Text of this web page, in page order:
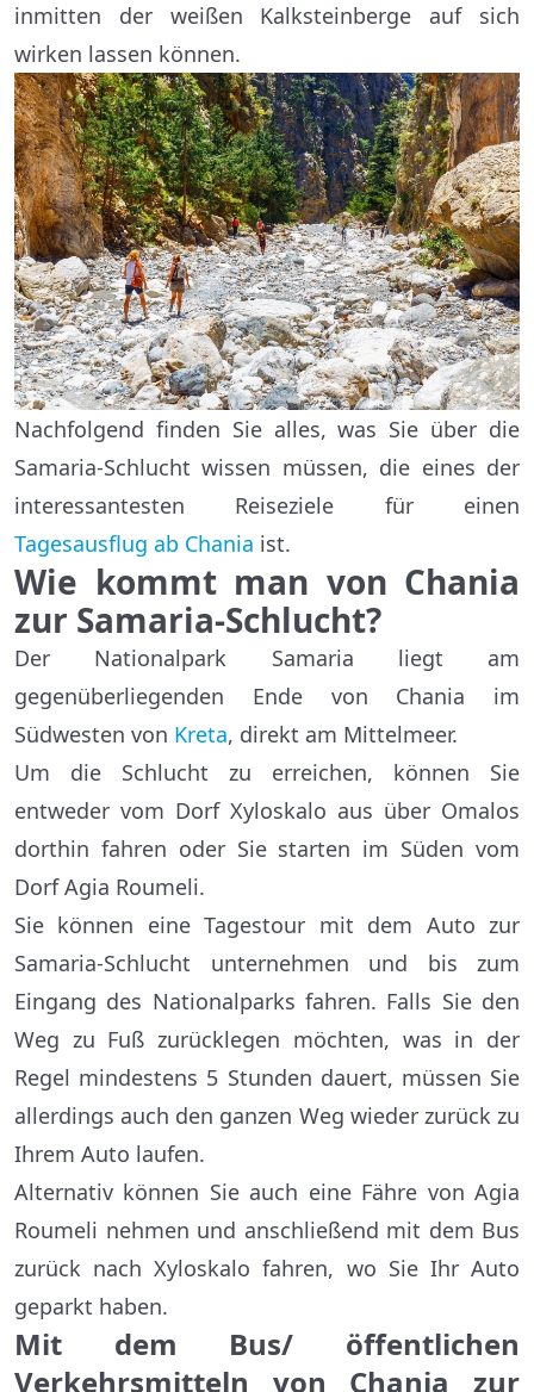
inmitten der weißen Kalksteinberge auf sich
wirken lassen können.
Nachfolgend finden Sie alles, was Sie über die
Samaria-Schlucht wissen müssen, die eines der
interessantesten Reiseziele für einen
Tagesausflug ab Chania ist.
Wie kommt man von Chania
zur Samaria-Schlucht?
Der Nationalpark Samaria liegt am
gegenüberliegenden Ende von Chania im
Südwesten von Kreta, direkt am Mittelmeer.
Um die Schlucht zu erreichen, können Sie
entweder vom Dorf Xyloskalo aus über Omalos
dorthin fahren oder Sie starten im Süden vom
Dorf Agia Roumeli.
Sie können eine Tagestour mit dem Auto zur
Samaria-Schlucht unternehmen und bis zum
Eingang des Nationalparks fahren. Falls Sie den
Weg zu Fuß zurücklegen möchten, was in der
Regel mindestens 5 Stunden dauert, müssen Sie
allerdings auch den ganzen Weg wieder zurück zu
Ihrem Auto laufen.
Alternativ können Sie auch eine Fähre von Agia
Roumeli nehmen und anschließend mit dem Bus
zurück nach Xyloskalo fahren, wo Sie Ihr Auto
geparkt haben.
Mit dem Bus/ öffentlichen
Verkehrsmitteln von Chania zur